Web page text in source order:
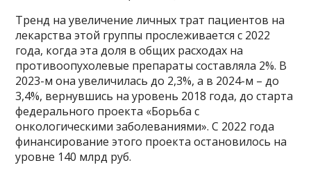
Тренд на увеличение личных трат пациентов на
лекарства этой группы прослеживается с 2022
года, когда эта доля в общих расходах на
противоопухолевые препараты составляла 2%. В
2023-м она увеличилась до 2,3%, а в 2024-м – до
3,4%, вернувшись на уровень 2018 года, до старта
федерального проекта «Борьба с
онкологическими заболеваниями». С 2022 года
финансирование этого проекта остановилось на
уровне 140 млрд руб.